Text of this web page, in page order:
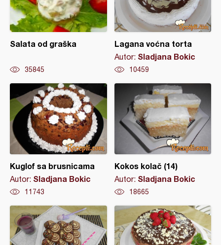
Salata od graška
35845
Lagana voćna torta
Autor: Sladjana Bokic
10459
Kuglof sa brusnicama
Autor: Sladjana Bokic
11743
Kokos kolač (14)
Autor: Sladjana Bokic
18665